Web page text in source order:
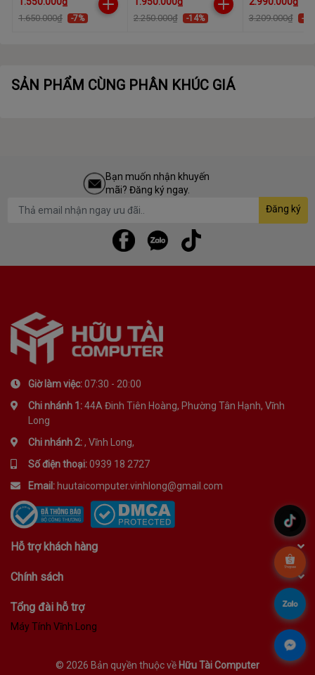
1.650.000₫ -7% 2.250.000₫ -14% 3.209.000₫ -7%
SẢN PHẨM CÙNG PHÂN KHÚC GIÁ
Bạn muốn nhận khuyến
mãi? Đăng ký ngay.
Đăng ký
Giờ làm việc:07:30 - 20:00
Chi nhánh 1:44A Đinh Tiên Hoàng, Phường Tân Hạnh, Vĩnh
Long
Chi nhánh 2:, Vĩnh Long,
Số điện thoại:0939 18 2727
Email: huutaicomputer.vinhlong@gmail.com
Hỗ trợ khách hàng
Chính sách
Tổng đài hỗ trợ
Máy Tính Vĩnh Long
© 2026 Bản quyền thuộc về Hữu Tài Computer
.
.
.
.